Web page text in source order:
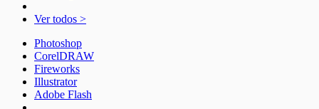
Ver todos >
Photoshop
CorelDRAW
Fireworks
Illustrator
Adobe Flash